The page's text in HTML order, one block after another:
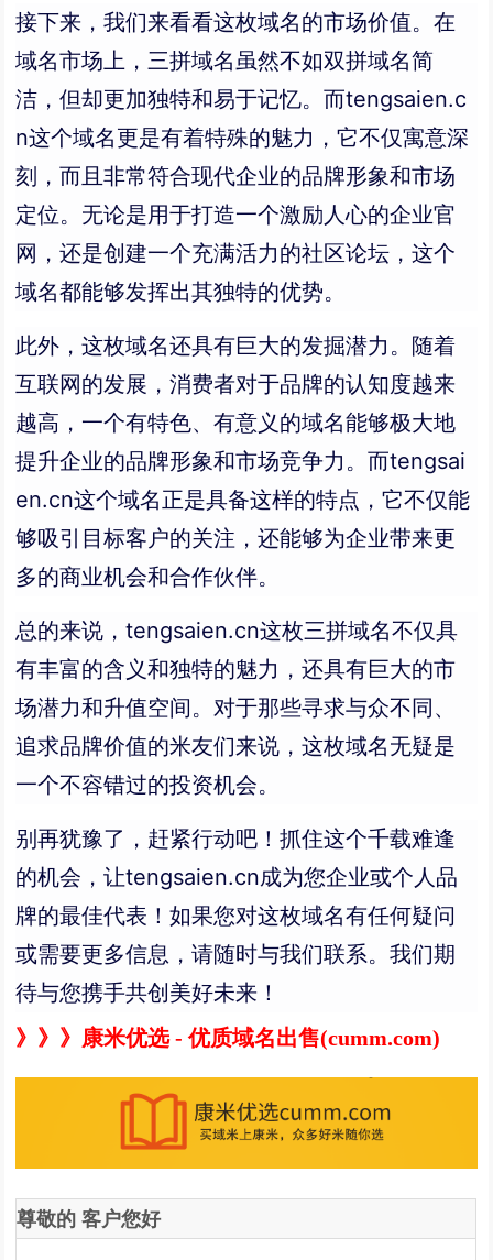
接下来，我们来看看这枚域名的市场价值。在
域名市场上，三拼域名虽然不如双拼域名简
洁，但却更加独特和易于记忆。而tengsaien.c
n这个域名更是有着特殊的魅力，它不仅寓意深
刻，而且非常符合现代企业的品牌形象和市场
定位。无论是用于打造一个激励人心的企业官
网，还是创建一个充满活力的社区论坛，这个
域名都能够发挥出其独特的优势。
此外，这枚域名还具有巨大的发掘潜力。随着
互联网的发展，消费者对于品牌的认知度越来
越高，一个有特色、有意义的域名能够极大地
提升企业的品牌形象和市场竞争力。而tengsai
en.cn这个域名正是具备这样的特点，它不仅能
够吸引目标客户的关注，还能够为企业带来更
多的商业机会和合作伙伴。
总的来说，tengsaien.cn这枚三拼域名不仅具
有丰富的含义和独特的魅力，还具有巨大的市
场潜力和升值空间。对于那些寻求与众不同、
追求品牌价值的米友们来说，这枚域名无疑是
一个不容错过的投资机会。
别再犹豫了，赶紧行动吧！抓住这个千载难逢
的机会，让tengsaien.cn成为您企业或个人品
牌的最佳代表！如果您对这枚域名有任何疑问
或需要更多信息，请随时与我们联系。我们期
待与您携手共创美好未来！
》》》康米优选 - 优质域名出售(cumm.com)
尊敬的客户您好